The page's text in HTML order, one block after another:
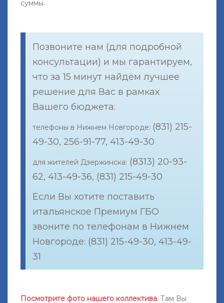
суммы.
Позвоните нам (для подробной
консультации) и мы гарантируем,
что за 15 минут найдём лучшее
решение для Вас в рамках
Вашего бюджета:
телефоны в Нижнем Новгороде: (831) 215-
49-30, 256-91-77, 413-49-30
для жителей Дзержинска: (8313) 20-93-
62, 413-49-36, (831) 215-49-30
Если Вы хотите поставить
итальянское Премиум ГБО
звоните по телефонам в Нижнем
Новгороде: (831) 215-49-30, 413-49-
31
Посмотрите фото нашего коллектива. Там Вы